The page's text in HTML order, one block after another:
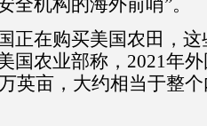
全机构的海外前哨”。
正在购买美国农田，
国农业部称，2021年
英亩，大约相当于整